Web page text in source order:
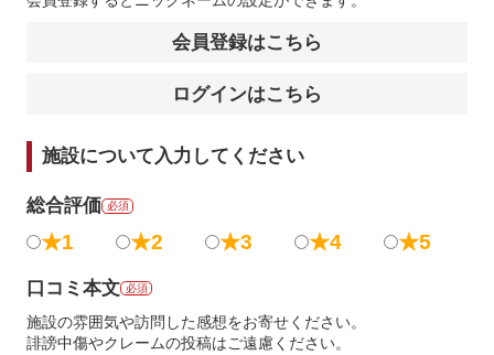
会員登録はこちら
ログインはこちら
施設について入力してください
総合評価 必須
★1 ★2 ★3 ★4 ★5
口コミ本文 必須
施設の雰囲気や訪問した感想をお寄せください。
誹謗中傷やクレームの投稿はご遠慮ください。